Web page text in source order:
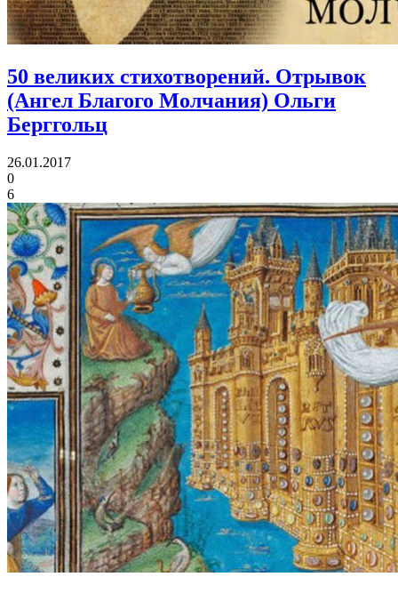
50 великих стихотворений. Отрывок
(Ангел Благого Молчания) Ольги
Берггольц
26.01.2017
0
6